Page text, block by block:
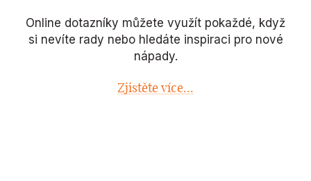
Online dotazníky můžete využít pokaždé, když
si nevíte rady nebo hledáte inspiraci pro nové
nápady.
Zjistěte více...